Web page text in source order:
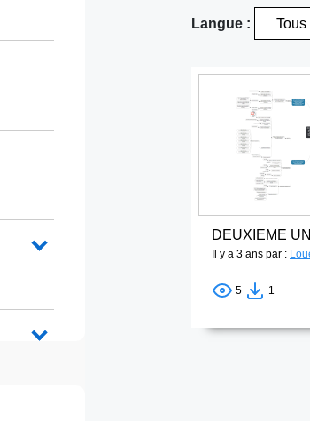
Langue :
Il y a 3 ans par :
5 1